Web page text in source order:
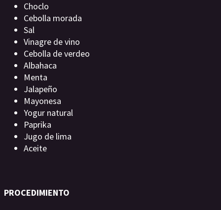
Choclo
Cebolla morada
Sal
Vinagre de vino
Cebolla de verdeo
Albahaca
Menta
Jalapeño
Mayonesa
Yogur natural
Paprika
Jugo de lima
Aceite
PROCEDIMIENTO